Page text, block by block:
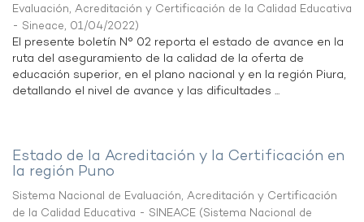
Evaluación, Acreditación y Certificación de la Calidad Educativa
- Sineace, 01/04/2022)
El presente boletín N° 02 reporta el estado de avance en la
ruta del aseguramiento de la calidad de la oferta de
educación superior, en el plano nacional y en la región Piura,
detallando el nivel de avance y las dificultades ...
Estado de la Acreditación y la Certificación en
la región Puno
Sistema Nacional de Evaluación, Acreditación y Certificación
de la Calidad Educativa - SINEACE (Sistema Nacional de